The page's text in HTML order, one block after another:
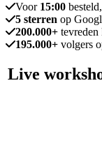
Voor 15:00 besteld,
5 sterren op
200.000+ tevreden
195.000+ volgers
Live